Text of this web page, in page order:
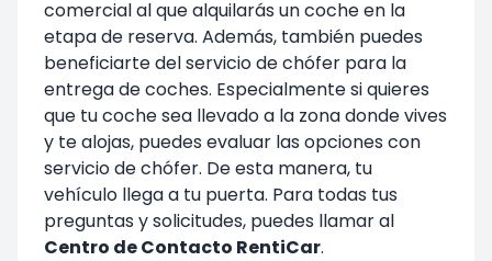
comercial al que alquilarás un coche en la
etapa de reserva. Además, también puedes
beneficiarte del servicio de chófer para la
entrega de coches. Especialmente si quieres
que tu coche sea llevado a la zona donde vives
y te alojas, puedes evaluar las opciones con
servicio de chófer. De esta manera, tu
vehículo llega a tu puerta. Para todas tus
preguntas y solicitudes, puedes llamar al
Centro de Contacto RentiCar.